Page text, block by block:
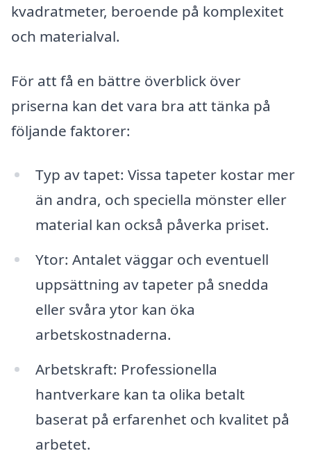
kvadratmeter, beroende på komplexitet
och materialval.
För att få en bättre överblick över
priserna kan det vara bra att tänka på
följande faktorer:
Typ av tapet: Vissa tapeter kostar mer
än andra, och speciella mönster eller
material kan också påverka priset.
Ytor: Antalet väggar och eventuell
uppsättning av tapeter på snedda
eller svåra ytor kan öka
arbetskostnaderna.
Arbetskraft: Professionella
hantverkare kan ta olika betalt
baserat på erfarenhet och kvalitet på
arbetet.